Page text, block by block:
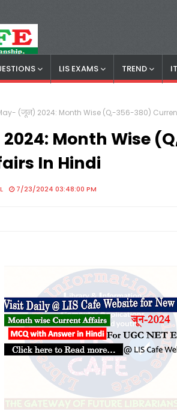
LIS EXAMS TREND
(जून) 2024: Month Wise (Q,-356-380)
Month Wise
In Hindi
7/23/2024 03:48:00 PM